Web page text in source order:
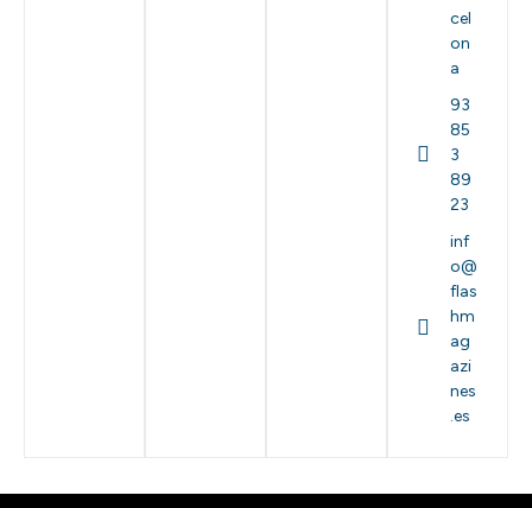
cel
on
a
93
85
3
89
23
inf
o@
flas
hm
ag
azi
nes
.es